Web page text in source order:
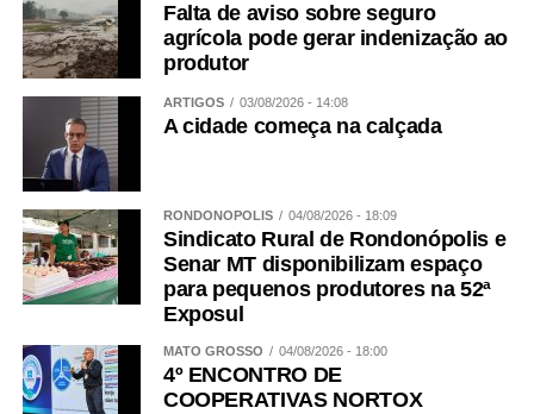
Falta de aviso sobre seguro
agrícola pode gerar indenização ao
produtor
ARTIGOS 03/08/2026 - 14:08
A cidade começa na calçada
RONDONÓPOLIS 04/08/2026 - 18:09
Sindicato Rural de Rondonópolis e
Senar MT disponibilizam espaço
para pequenos produtores na 52ª
Exposul
MATO GROSSO 04/08/2026 - 18:00
4º ENCONTRO DE
COOPERATIVAS NORTOX